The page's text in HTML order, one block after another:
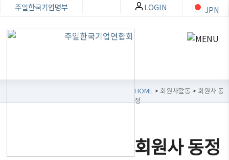
사활
실
주일한국기업명부 JPN
LOGIN
HOME > 회원사활동 > 회원사 동
정
회원사 동정